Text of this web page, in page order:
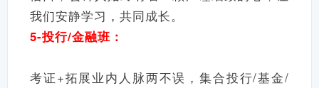
我们安静学习，共同成长。
5-投行/金融班：
考证+拓展业内人脉两不误，集合投行/基金/